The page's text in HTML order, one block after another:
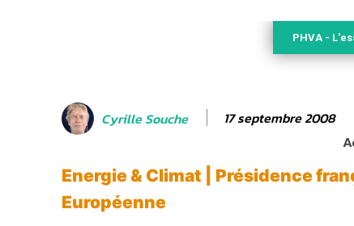
PHVA -
Cyrille Souche 17 septembre 2008
Energie & Climat | Présidence
Européenne